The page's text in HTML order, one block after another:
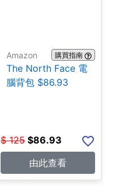
Amazon 購買指南
The North Face 電
腦背包 $86.93
$ 125 $86.93
由此查看